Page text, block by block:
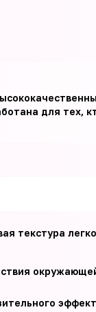
для тех,
текстура